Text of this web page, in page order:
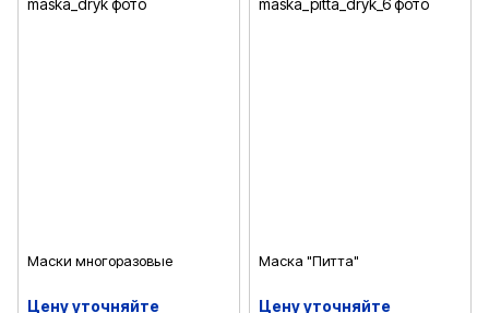
Маски многоразовые
Цену уточняйте
Маска "Питта"
Цену уточняйте